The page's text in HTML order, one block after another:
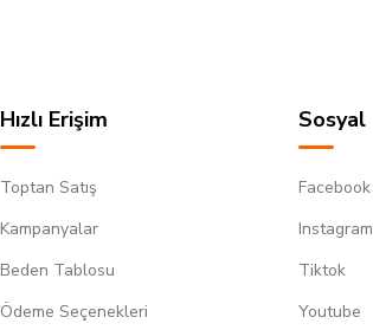
Hızlı Erişim
Toptan Satış
Kampanyalar
Beden Tablosu
Ödeme Seçenekleri
Sosyal
Facebook
Instagram
Tiktok
Youtube